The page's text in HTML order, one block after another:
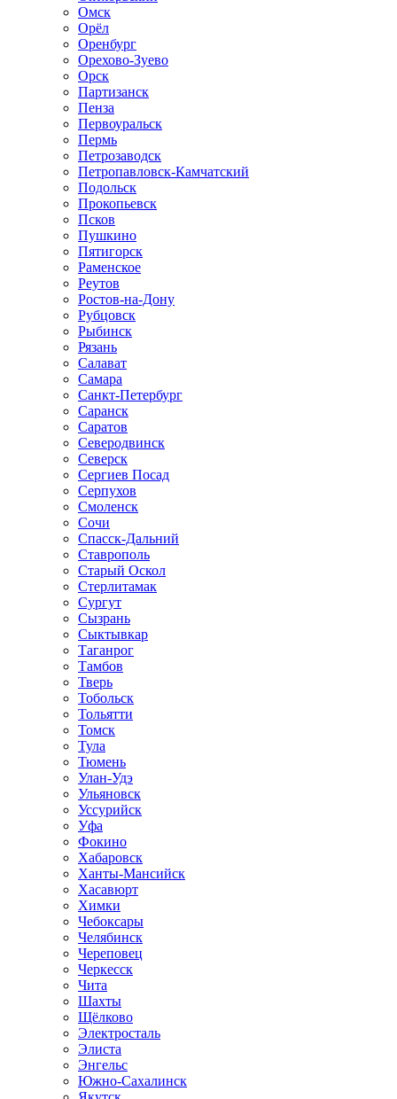
Омск
Орёл
Оренбург
Орехово-Зуево
Орск
Партизанск
Пенза
Первоуральск
Пермь
Петрозаводск
Петропавловск-Камчатский
Подольск
Прокопьевск
Псков
Пушкино
Пятигорск
Раменское
Реутов
Ростов-на-Дону
Рубцовск
Рыбинск
Рязань
Салават
Самара
Санкт-Петербург
Саранск
Саратов
Северодвинск
Северск
Сергиев Посад
Серпухов
Смоленск
Сочи
Спасск-Дальний
Ставрополь
Старый Оскол
Стерлитамак
Сургут
Сызрань
Сыктывкар
Таганрог
Тамбов
Тверь
Тобольск
Тольятти
Томск
Тула
Тюмень
Улан-Удэ
Ульяновск
Уссурийск
Уфа
Фокино
Хабаровск
Ханты-Мансийск
Хасавюрт
Химки
Чебоксары
Челябинск
Череповец
Черкесск
Чита
Шахты
Щёлково
Электросталь
Элиста
Энгельс
Южно-Сахалинск